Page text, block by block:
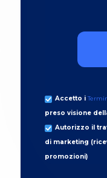
Accetto i
preso visione
Autorizzo il
di marketing
promozioni)